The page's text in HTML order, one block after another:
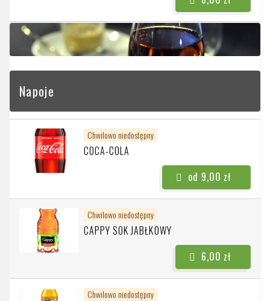
Napoje
Chwilowo niedostępny
COCA-COLA
Chwilowo niedostępny
CAPPY SOK JABŁKOWY
Chwilowo niedostępny